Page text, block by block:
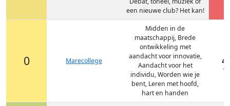
een nieuwe club? Het kan!
0 Marecollege
Midden in de
maatschappij, Brede
ontwikkeling met
aandacht voor innovatie,
Aandacht voor het
individu, Worden wie je
bent, Leren met hoofd,
hart en handen